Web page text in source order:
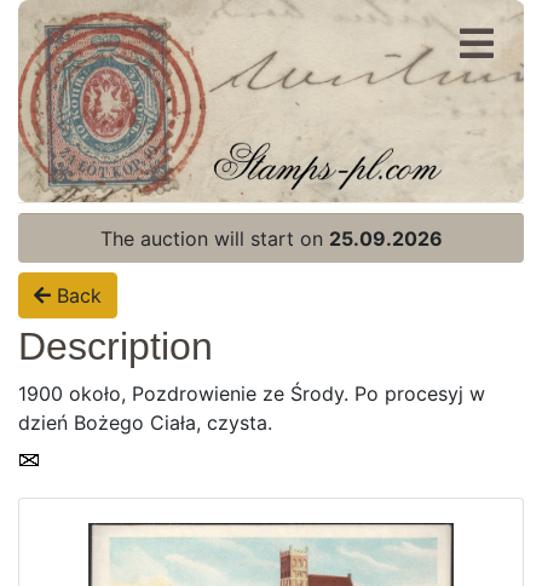
Register
Login
Home page
The auction will start on 25.09.2026
Back
Description
1900 około, Pozdrowienie ze Środy. Po procesyj w
dzień Bożego Ciała, czysta.